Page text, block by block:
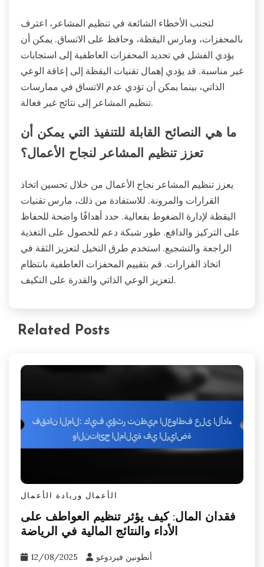
لتجنب الأخطاء الشائعة في تنظيم المشاعر، اعترف
بالمحفزات، ومارس اليقظة، وحافظ على الاتساق. يمكن أن
يؤدي الفشل في تحديد المحفزات العاطفية إلى استجابات
غير مناسبة. قد يؤدي إهمال تقنيات اليقظة إلى إعاقة الوعي
الذاتي، بينما يمكن أن تؤدي عدم الاتساق في ممارسات
تنظيم المشاعر إلى نتائج غير فعالة.
ما هي النصائح القابلة للتنفيذ التي يمكن أن
تعزز تنظيم المشاعر لنجاح الأعمال؟
يعزز تنظيم المشاعر نجاح الأعمال من خلال تحسين اتخاذ
القرارات والمرونة. للاستفادة من ذلك، مارس تقنيات
اليقظة لإدارة الضغوط بفعالية. حدد أهدافًا واضحة للحفاظ
على التركيز والدافع. طور شبكة دعم للحصول على التغذية
الراجعة والتشجيع. استخدم طرق التخيل لتعزيز الثقة في
اتخاذ القرارات. قم بتقييم المحفزات العاطفية بانتظام
لتعزيز الوعي الذاتي والقدرة على التكيف.
Related Posts
الأعمال وريادة الأعمال
فقدان المال: كيف يؤثر تنظيم العواطف على
الأداء والنتائج المالية في الرياضة
12/08/2025 أنطونين فيردوغو